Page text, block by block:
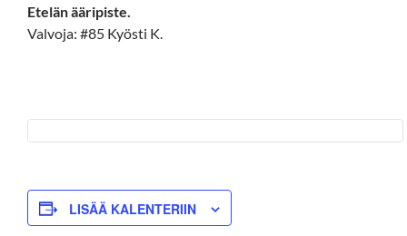
Etelän ääripiste.
Valvoja: #85 Kyösti K.
LISÄÄ KALENTERIIN